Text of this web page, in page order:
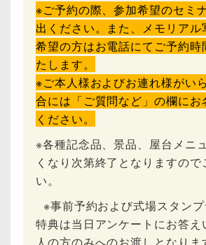
※ご予約の際、参加希望のセミ
出ください。また、メモリアル
希望の方はお電話にてご予約時
たします。
※ご本人様およびお連れ様がい
合には「ご質問など」の欄にお
ください。
※各種記念品、景品、屋台メニ
くなり次第終了となりますので
い。
※事前予約および式場スタン
特典は当日アンケートにお答え